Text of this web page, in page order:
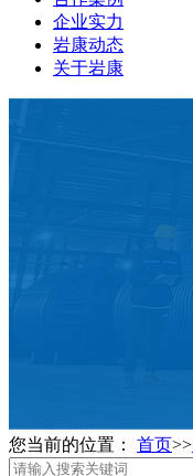
企业实力
岩康动态
关于岩康
您当前的位置： 首页>>